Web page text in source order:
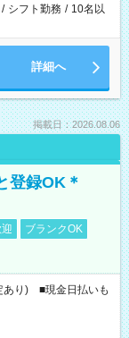
/ シフト勤務 / 10名以
詳細へ
掲載日：2026.08.06
登録OK＊
ブランクOK
あり) ■現金日払いも